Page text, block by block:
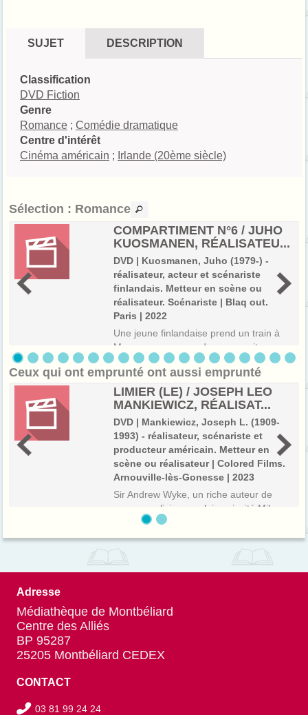
SUJET DESCRIPTION
Classification
DVD Fiction
Genre
Romance ; Comédie dramatique
Centre d'intérêt
Cinéma américain ; Irlande (20ème siècle)
Sélection : Romance
COMPARTIMENT N°6 / JUHO
KUOSMANEN, RÉALISATEU...
DVD | Kuosmanen, Juho (1979-) -
réalisateur, acteur et scénariste
finlandais. Metteur en scène ou
réalisateur. Scénariste | Blaq out.
Paris | 2022
Une jeune finlandaise prend un train à
Moscou pour se rendre sur un site
archéologique en Mer Arctique. Elle est
contrainte de partager son compartiment
avec un inconnu. Cette cohabitation et
d'improbables rencontres vont peu à
Ceux qui ont emprunté ont aussi emprunté
LIMIER (LE) / JOSEPH LEO
MANKIEWICZ, RÉALISAT...
DVD | Mankiewicz, Joseph L. (1909-
1993) - réalisateur, scénariste et
producteur américain. Metteur en
scène ou réalisateur | Colored Films.
Arnouville-lès-Gonesse | 2023
Sir Andrew Wyke, un riche auteur de
romans policiers anglais, a invité Milo
Tindle, un coiffeur londonien d'origine
plus modeste, à lui rendre visite dans sa
somptueuse résidence, aménagée et
décorée avec un art consommé du
Adresse
Médiathèque de Montbéliard
Centre des Alliés
BP 95287
25205 Montbéliard CEDEX
CONTACT
03 81 99 24 24